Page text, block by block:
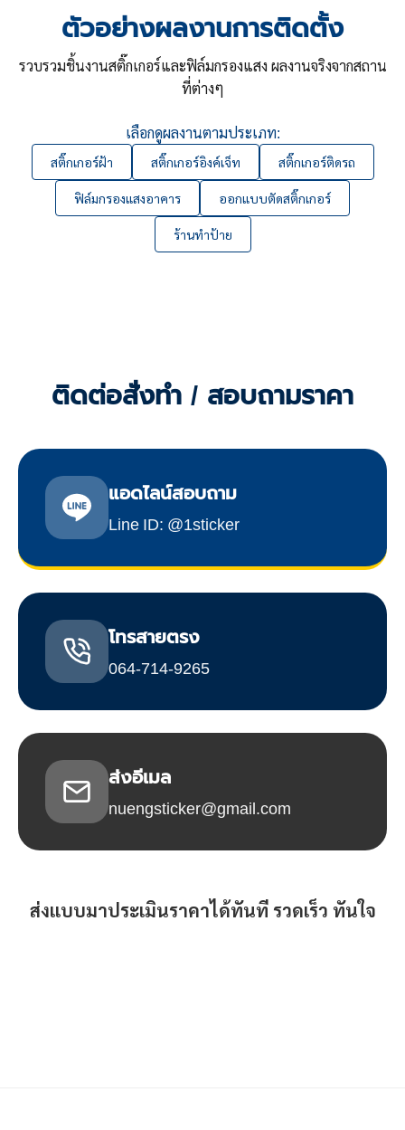
ตัวอย่างผลงานการติดตั้ง
รวบรวมชิ้นงานสติ๊กเกอร์และฟิล์มกรองแสง ผลงานจริงจากสถาน
ที่ต่างๆ
เลือกดูผลงานตามประเภท:
สติ๊กเกอร์ฝ้า สติ๊กเกอร์อิงค์เจ็ท สติ๊กเกอร์ติดรถ
ฟิล์มกรองแสงอาคาร ออกแบบตัดสติ๊กเกอร์
ร้านทำป้าย
ติดต่อสั่งทำ / สอบถามราคา
แอดไลน์สอบถาม
Line ID: @1sticker
โทรสายตรง
064-714-9265
ส่งอีเมล
nuengsticker@gmail.com
ส่งแบบมาประเมินราคาได้ทันที รวดเร็ว ทันใจ